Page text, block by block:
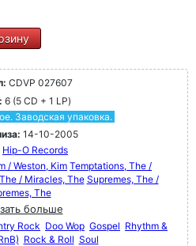
CDVP 027607
6 (5 CD + 1 LP)
Заводская упаковка.
14-10-2005
Hip-O Records
/ Weston, KimTemptations, The /
/ Miracles, The Supremes, The /
The
больше
Rock Doo Wop Gospel Rhythm &
Rock & Roll Soul